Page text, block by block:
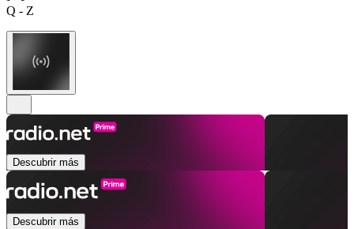
Q - Z
Descubrir más
Descubrir más